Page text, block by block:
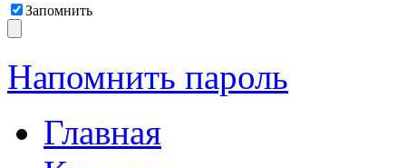
Запомнить
Напомнить пароль
Главная